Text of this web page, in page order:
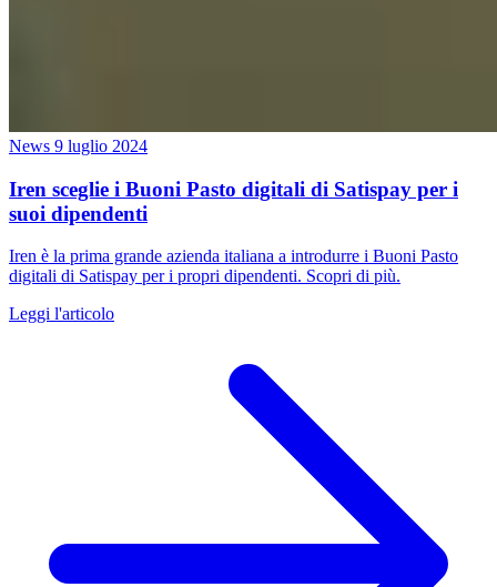
News 9 luglio 2024
Iren sceglie i Buoni Pasto digitali di Satispay per i
suoi dipendenti
Iren è la prima grande azienda italiana a introdurre i Buoni Pasto
digitali di Satispay per i propri dipendenti. Scopri di più.
Leggi l'articolo